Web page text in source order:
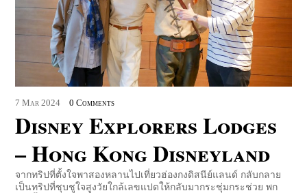
7 Mar 2024 0 Comments
Disney Explorers Lodges
– Hong Kong Disneyland
จากทริปที่ตั้งใจพาสองหลานไปเที่ยวฮ่องกงดิสนีย์แลนด์ กลับกลาย
เป็นทริปที่ชุบชูใจสูงวัยใกล้เลขแปดให้กลับมากระชุ่มกระช่วย พก